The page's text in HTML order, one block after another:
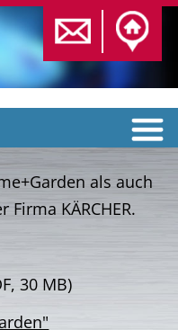
als auch
Firma KÄRCHER.
30 MB)